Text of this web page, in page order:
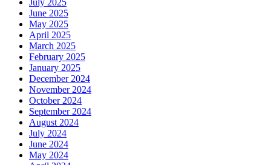
July 2025
June 2025
May 2025
April 2025
March 2025
February 2025
January 2025
December 2024
November 2024
October 2024
September 2024
August 2024
July 2024
June 2024
May 2024